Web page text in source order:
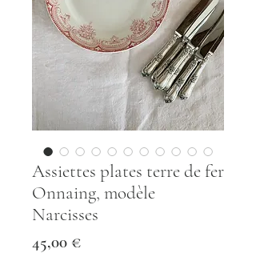
Assiettes plates terre de fer
Onnaing, modèle
Narcisses
45,00 €Prix